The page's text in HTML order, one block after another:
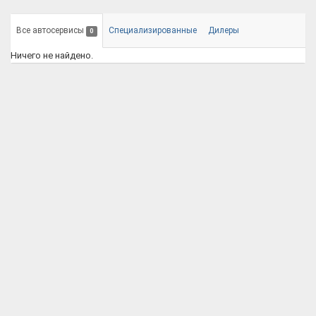
Все автосервисы 0 Специализированные Дилеры
Ничего не найдено.